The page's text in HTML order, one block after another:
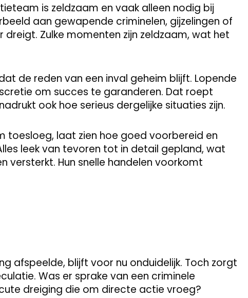
is zeldzaam en vaak alleen nodig bij
aan gewapende criminelen, gijzelingen of
Zulke momenten zijn zeldzaam, wat het
de reden van een inval geheim blijft. Lopende
om succes te garanderen. Dat roept
ook hoe serieus dergelijke situaties zijn.
toesloeg, laat zien hoe goed voorbereid en
leek van tevoren tot in detail gepland, wat
versterkt. Hun snelle handelen voorkomt
afspeelde, blijft voor nu onduidelijk. Toch zorgt
Was er sprake van een criminele
dreiging die om directe actie vroeg?